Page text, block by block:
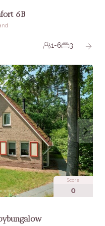
6B
1-6 3
Score
0